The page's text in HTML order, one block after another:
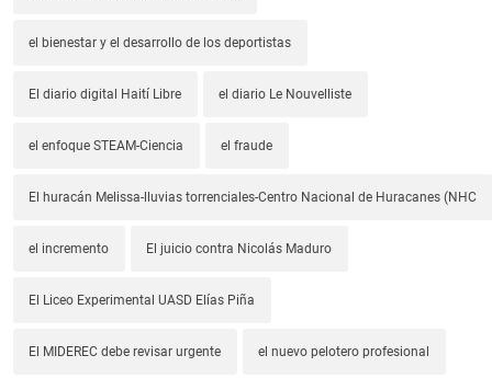
el bienestar y el desarrollo de los deportistas
El diario digital Haití Libre el diario Le Nouvelliste
el enfoque STEAM-Ciencia el fraude
El huracán Melissa-lluvias torrenciales-Centro Nacional de Huracanes (NHC
el incremento El juicio contra Nicolás Maduro
El Liceo Experimental UASD Elías Piña
El MIDEREC debe revisar urgente el nuevo pelotero profesional